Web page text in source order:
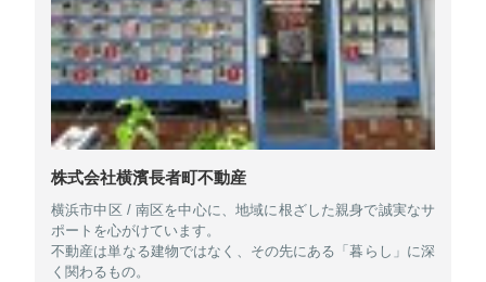
株式会社横濱長者町不動産
横浜市中区 / 南区を中心に、地域に根ざした親身で誠実なサ
ポートを心がけています。
不動産は単なる建物ではなく、その先にある「暮らし」に深
く関わるもの。